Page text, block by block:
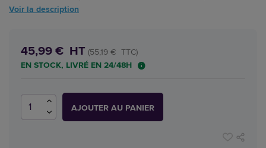
Voir la description
45,99 € HT (55,19 € TTC)
EN STOCK, LIVRÉ EN 24/48H
AJOUTER AU PANIER